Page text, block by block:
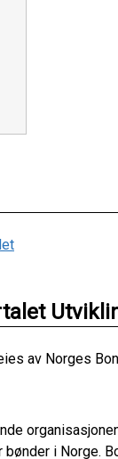
av Norges
i Norge.